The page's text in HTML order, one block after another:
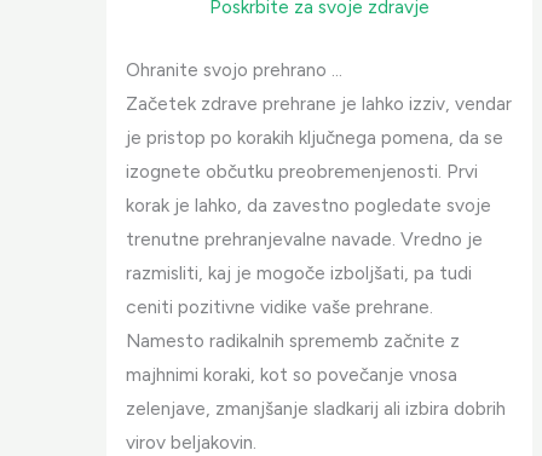
Poskrbite za svoje zdravje
Ohranite svojo prehrano …
Začetek zdrave prehrane je lahko izziv, vendar
je pristop po korakih ključnega pomena, da se
izognete občutku preobremenjenosti. Prvi
korak je lahko, da zavestno pogledate svoje
trenutne prehranjevalne navade. Vredno je
razmisliti, kaj je mogoče izboljšati, pa tudi
ceniti pozitivne vidike vaše prehrane.
Namesto radikalnih sprememb začnite z
majhnimi koraki, kot so povečanje vnosa
zelenjave, zmanjšanje sladkarij ali izbira dobrih
virov beljakovin.